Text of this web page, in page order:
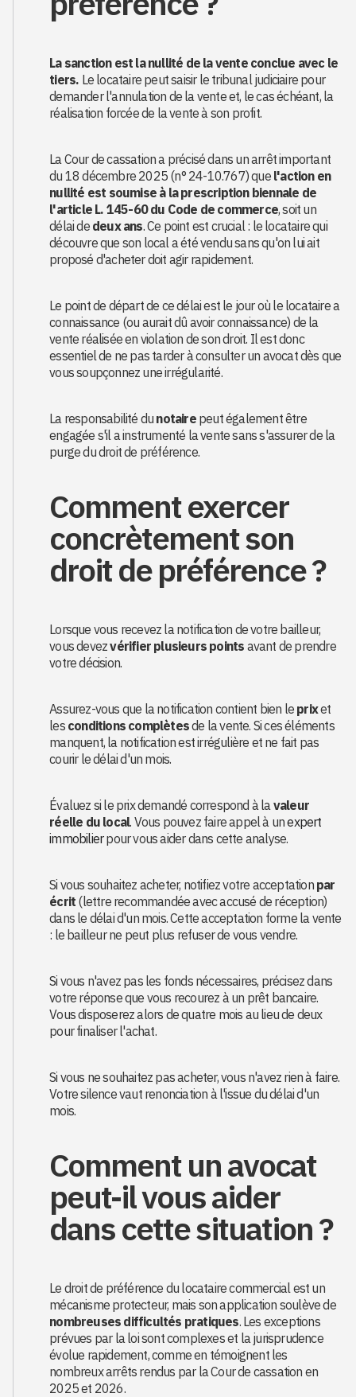
La sanction est la nullité de la vente conclue avec le
tiers. Le locataire peut saisir le tribunal judiciaire pour
demander l'annulation de la vente et, le cas échéant, la
réalisation forcée de la vente à son profit.
La Cour de cassation a précisé dans un arrêt important
du 18 décembre 2025 (n° 24-10.767) que l'action en
nullité est soumise à la prescription biennale de
l'article L. 145-60 du Code de commerce, soit un
délai de deux ans. Ce point est crucial : le locataire qui
découvre que son local a été vendu sans qu'on lui ait
proposé d'acheter doit agir rapidement.
Le point de départ de ce délai est le jour où le locataire a
connaissance (ou aurait dû avoir connaissance) de la
vente réalisée en violation de son droit. Il est donc
essentiel de ne pas tarder à consulter un avocat dès que
vous soupçonnez une irrégularité.
La responsabilité du notairepeut également être
engagée s'il a instrumenté la vente sans s'assurer de la
purge du droit de préférence.
Comment exercer
concrètement son
droit de préférence ?
Lorsque vous recevez la notification de votre bailleur,
vous devezvérifier plusieurs points avant de prendre
votre décision.
Assurez-vous que la notification contient bien le prixet
les conditions complètesde la vente. Si ces éléments
manquent, la notification est irrégulière et ne fait pas
courir le délai d'un mois.
Évaluez si le prix demandé correspond à lavaleur
réelle du local. Vous pouvez faire appel à unexpert
immobilierpour vous aider dans cette analyse.
Si vous souhaitez acheter, notifiez votre acceptation par
écrit (lettre recommandée avec accusé de réception)
dans le délai d'un mois. Cette acceptation forme la vente
: le bailleur ne peut plus refuser de vous vendre.
Si vous n'avez pas les fonds nécessaires, précisez dans
votre réponse que vous recourez à un prêt bancaire.
Vous disposerez alors de quatre mois au lieu de deux
pour finaliser l'achat.
Si vous ne souhaitez pas acheter, vous n'avez rien à faire.
Votre silence vaut renonciation à l'issue du délai d'un
mois.
Comment un avocat
peut-il vous aider
dans cette situation ?
Le droit de préférence du locataire commercial est un
mécanisme protecteur, mais son application soulève de
nombreuses difficultés pratiques. Les exceptions
prévues par la loi sont complexes et la jurisprudence
évolue rapidement, comme en témoignent les
nombreux arrêts rendus par la Cour de cassation en
2025 et 2026.